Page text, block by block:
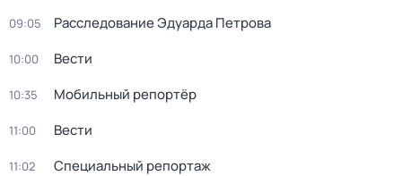
09:05 Расследование Эдуарда Петрова
10:00 Вести
10:35 Мобильный репортёр
11:00 Вести
11:02 Специальный репортаж